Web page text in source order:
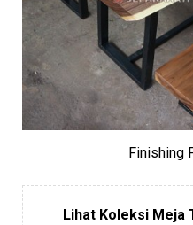
Finishing
Lihat Koleksi Meja